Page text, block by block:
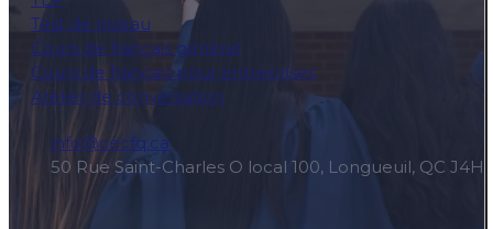
Test de niveau
Cours de français général
Cours de français pour entreprises
Atelier de conversation
info@cecfq.ca
50 Rue Saint-Charles O local 100, Longueuil, QC J4H